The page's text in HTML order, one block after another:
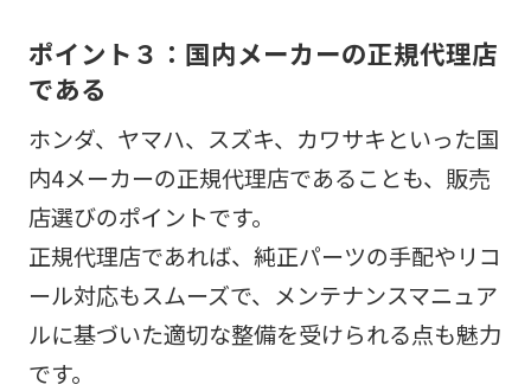
ポイント３：国内メーカーの正規代理店
である
ホンダ、ヤマハ、スズキ、カワサキといった国
内4メーカーの正規代理店であることも、販売
店選びのポイントです。
正規代理店であれば、純正パーツの手配やリコ
ール対応もスムーズで、メンテナンスマニュア
ルに基づいた適切な整備を受けられる点も魅力
です。